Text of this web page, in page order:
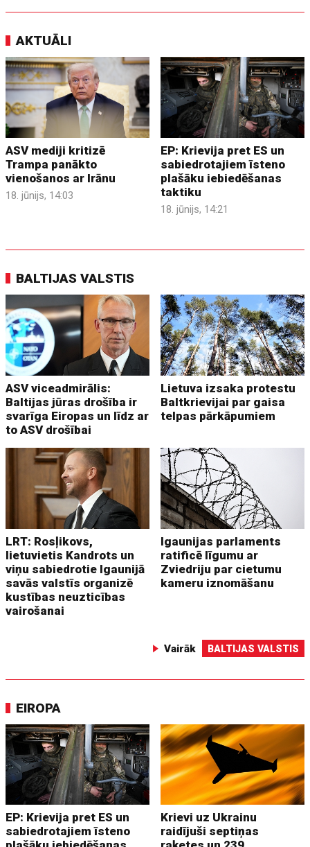
AKTUĀLI
ASV mediji kritizē
Trampa panākto
vienošanos ar Irānu
18. jūnijs, 14:03
EP: Krievija pret ES un
sabiedrotajiem īsteno
plašāku iebiedēšanas
taktiku
18. jūnijs, 14:21
BALTIJAS VALSTIS
ASV viceadmirālis:
Baltijas jūras drošība ir
svarīga Eiropas un līdz ar
to ASV drošībai
Lietuva izsaka protestu
Baltkrievijai par gaisa
telpas pārkāpumiem
LRT: Rosļikovs,
lietuvietis Kandrots un
viņu sabiedrotie Igaunijā
savās valstīs organizē
kustības neuzticības
vairošanai
Igaunijas parlaments
ratificē līgumu ar
Zviedriju par cietumu
kameru iznomāšanu
Vairāk BALTIJAS VALSTIS
EIROPA
EP: Krievija pret ES un
sabiedrotajiem īsteno
Krievi uz Ukrainu
raidījuši septiņas